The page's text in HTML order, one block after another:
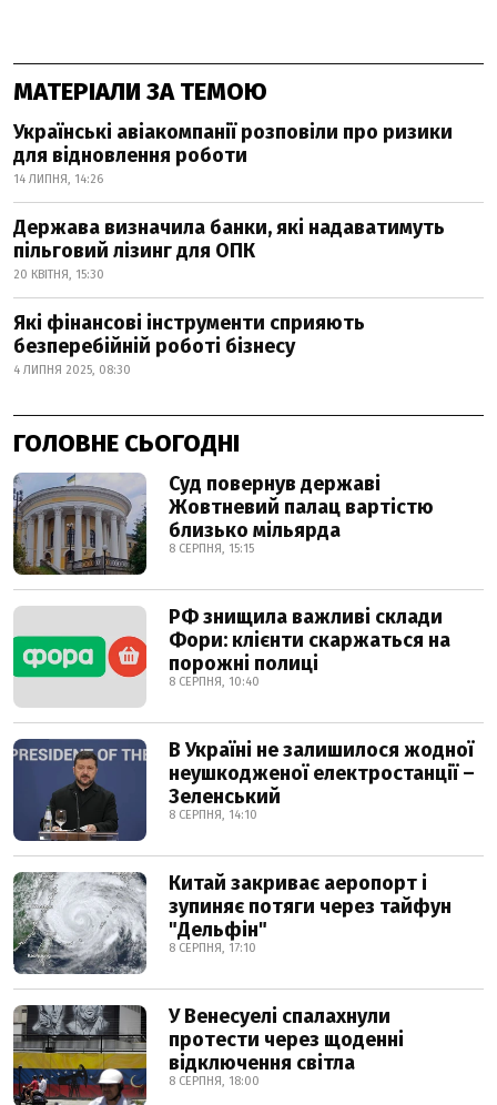
МАТЕРІАЛИ ЗА ТЕМОЮ
Українські авіакомпанії розповіли про ризики
для відновлення роботи
14 ЛИПНЯ, 14:26
Держава визначила банки, які надаватимуть
пільговий лізинг для ОПК
20 КВІТНЯ, 15:30
Які фінансові інструменти сприяють
безперебійній роботі бізнесу
4 ЛИПНЯ 2025, 08:30
ГОЛОВНЕ СЬОГОДНІ
Суд повернув державі
Жовтневий палац вартістю
близько мільярда
8 СЕРПНЯ, 15:15
РФ знищила важливі склади
Фори: клієнти скаржаться на
порожні полиці
8 СЕРПНЯ, 10:40
В Україні не залишилося жодної
неушкодженої електростанції –
Зеленський
8 СЕРПНЯ, 14:10
Китай закриває аеропорт і
зупиняє потяги через тайфун
"Дельфін"
8 СЕРПНЯ, 17:10
У Венесуелі спалахнули
протести через щоденні
відключення світла
8 СЕРПНЯ, 18:00